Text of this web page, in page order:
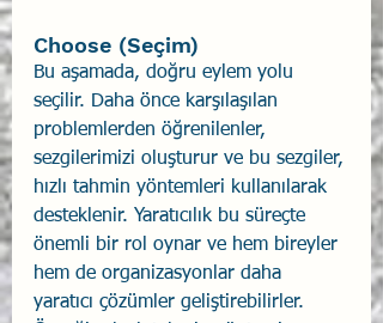
Choose (Seçim)
Bu aşamada, doğru eylem yolu
seçilir. Daha önce karşılaşılan
problemlerden öğrenilenler,
sezgilerimizi oluşturur ve bu sezgiler,
hızlı tahmin yöntemleri kullanılarak
desteklenir. Yaratıcılık bu süreçte
önemli bir rol oynar ve hem bireyler
hem de organizasyonlar daha
yaratıcı çözümler geliştirebilirler.